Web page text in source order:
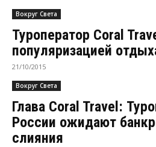
Вокруг Света
Туроператор Coral
популяризацией
21/10/2015
Вокруг Света
Глава Coral Travel:
России ожидают
слияния